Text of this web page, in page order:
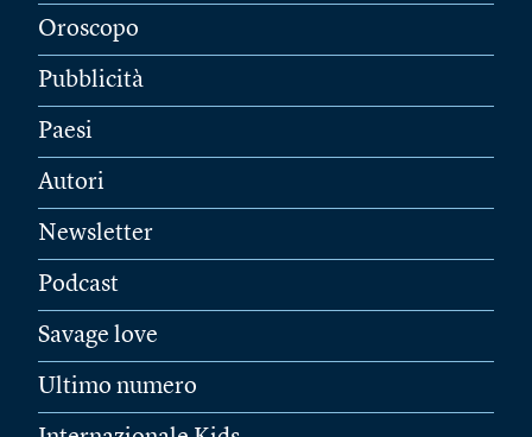
Oroscopo
Pubblicità
Paesi
Autori
Newsletter
Podcast
Savage love
Ultimo numero